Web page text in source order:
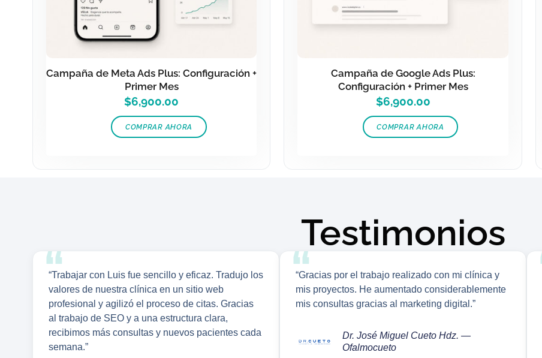
Campaña de Meta Ads Plus: Configuración +
Primer Mes
$6,900.00
COMPRAR AHORA
Campaña de Google Ads Plus:
Configuración + Primer Mes
$6,900.00
COMPRAR AHORA
Testimonios
“Trabajar con Luis fue sencillo y eficaz. Tradujo los
valores de nuestra clínica en un sitio web
profesional y agilizó el proceso de citas. Gracias
al trabajo de SEO y a una estructura clara,
recibimos más consultas y nuevos pacientes cada
semana.”
“Gracias por el trabajo realizado con mi clínica y
mis proyectos. He aumentado considerablemente
mis consultas gracias al marketing digital.”
Dr. José Miguel Cueto Hdz. —
Ofalmocueto